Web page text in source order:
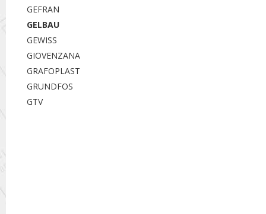
GEFRAN
GELBAU
GEWISS
GIOVENZANA
GRAFOPLAST
GRUNDFOS
GTV